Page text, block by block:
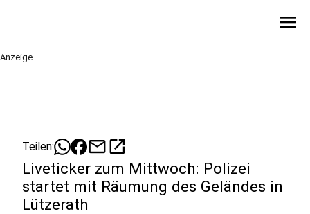
menu
Anzeige
Teilen: mailopen_in_new
Liveticker zum Mittwoch: Polizei
startet mit Räumung des Geländes in
Lützerath